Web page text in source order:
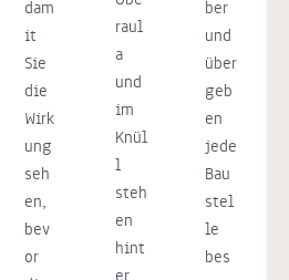
dam
it
Sie
die
Wirk
ung
seh
en,
bev
or
raul
a
und
im
Knül
l
steh
en
hint
ber
und
über
geb
en
jede
Bau
stel
le
bes